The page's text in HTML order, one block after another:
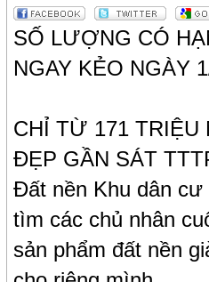
SỐ LƯỢNG CÓ
NGAY KẺO NGÀY
CHỈ TỪ 171
ĐẸP GẦN SÁT
Đất nền Khu dân cư
tìm các chủ nhân
sản phẩm đất nền